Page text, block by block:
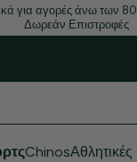
για αγορές άνω των
Δωρεάν Επιστροφές
Chinos